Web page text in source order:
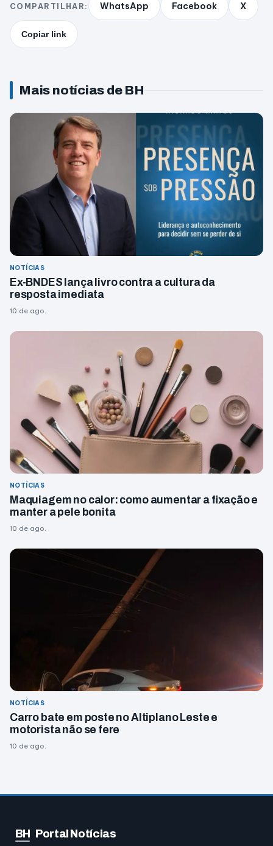
COMPARTILHAR: WhatsApp Facebook X
Copiar link
Mais notícias de BH
NOTÍCIAS
Ex-BNDES lança livro contra a cultura da
resposta imediata
10 de ago.
NOTÍCIAS
Maquiagem no calor: como aumentar a fixação e
manter a pele bonita
10 de ago.
NOTÍCIAS
Carro bate em poste no Altiplano Leste e
motorista não se fere
10 de ago.
BH Portal Notícias